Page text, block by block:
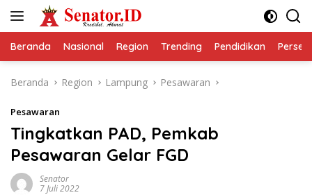
Beranda Nasional Region Trending Pendidikan
Beranda Region Lampung Pesawaran
Pesawaran
Tingkatkan PAD, Pemkab
Pesawaran Gelar FGD
Senator
7 Juli 2022